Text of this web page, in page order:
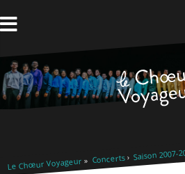
au
Le Chœur Voyageur Concerts Saison 2007-